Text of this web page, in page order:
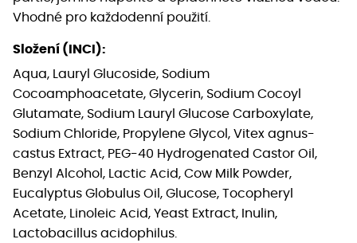
Vhodné pro každodenní použití.
Složení (INCI):
Aqua, Lauryl Glucoside, Sodium
Cocoamphoacetate, Glycerin, Sodium Cocoyl
Glutamate, Sodium Lauryl Glucose Carboxylate,
Sodium Chloride, Propylene Glycol, Vitex agnus-
castus Extract, PEG-40 Hydrogenated Castor Oil,
Benzyl Alcohol, Lactic Acid, Cow Milk Powder,
Eucalyptus Globulus Oil, Glucose, Tocopheryl
Acetate, Linoleic Acid, Yeast Extract, Inulin,
Lactobacillus acidophilus.